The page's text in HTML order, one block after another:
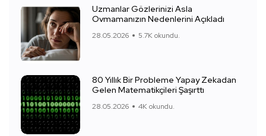
Uzmanlar Gözlerinizi Asla
Ovmamanızın Nedenlerini Açıkladı
28.05.2026 5.7K okundu.
80 Yıllık Bir Probleme Yapay Zekadan
Gelen Matematikçileri Şaşırttı
28.05.2026 4K okundu.